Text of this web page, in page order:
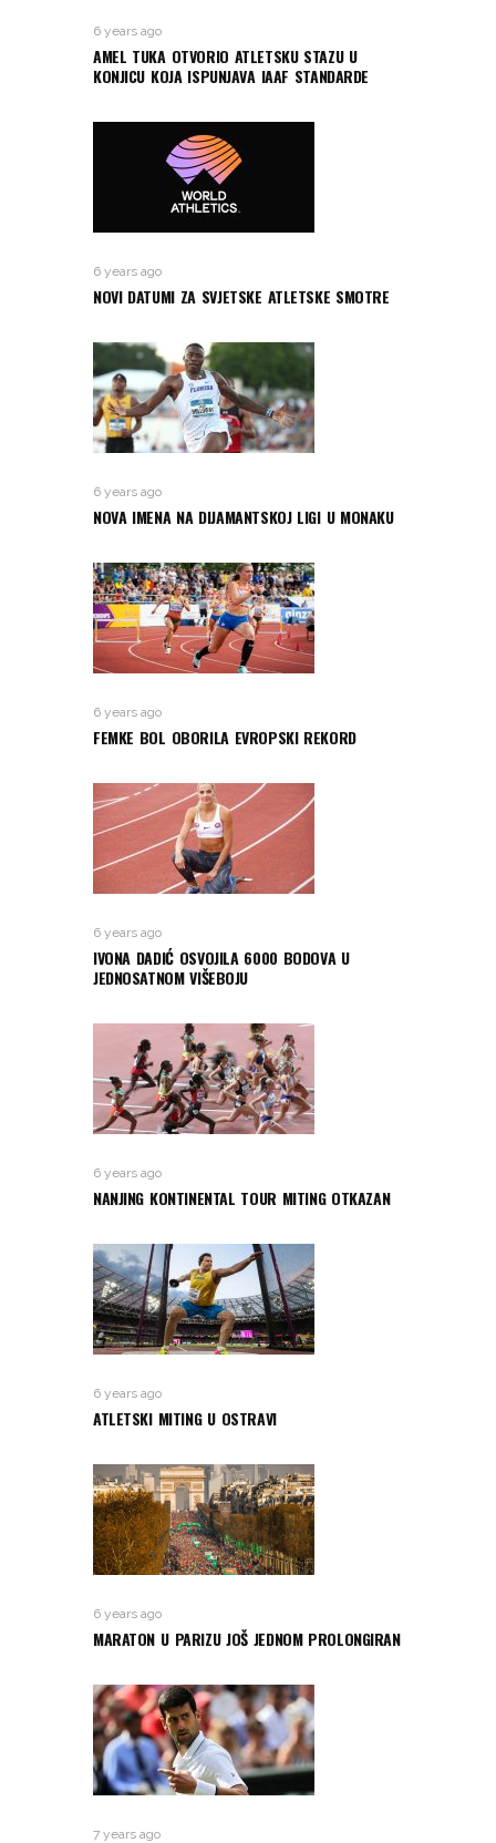
6 years ago
AMEL TUKA OTVORIO ATLETSKU STAZU U
KONJICU KOJA ISPUNJAVA IAAF STANDARDE
6 years ago
NOVI DATUMI ZA SVJETSKE ATLETSKE SMOTRE
6 years ago
NOVA IMENA NA DIJAMANTSKOJ LIGI U MONAKU
6 years ago
FEMKE BOL OBORILA EVROPSKI REKORD
6 years ago
IVONA DADIĆ OSVOJILA 6000 BODOVA U
JEDNOSATNOM VIŠEBOJU
6 years ago
NANJING KONTINENTAL TOUR MITING OTKAZAN
6 years ago
ATLETSKI MITING U OSTRAVI
6 years ago
MARATON U PARIZU JOŠ JEDNOM PROLONGIRAN
7 years ago